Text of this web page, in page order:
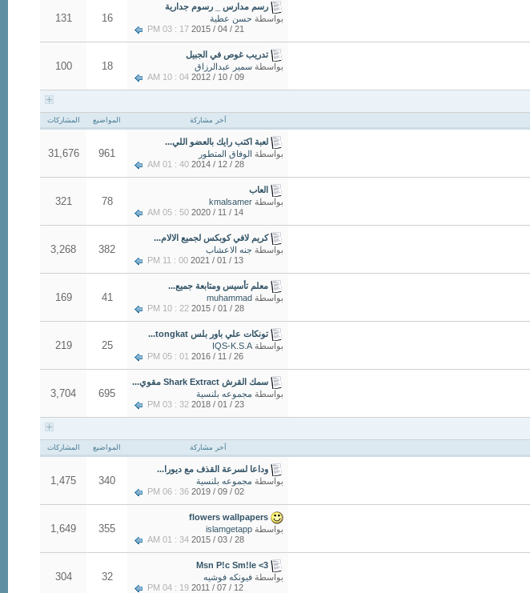
رسم مدارس _ رسوم جدارية
بواسطة حسن عطية
21 / 04 / 2015
17 : 03 PM
16
131
تدريب غوص في الجبيل
بواسطة سمير عبدالرزاق
09 / 10 / 2012
04 : 10 AM
18
100
آخر مشاركة المواضيع المشاركات
لعبة اكتب رايك بالعضو اللي...
بواسطة الوفاق المتطور
28 / 12 / 2014
40 : 01 AM
961
31,676
العاب
بواسطة kmalsamer
14 / 11 / 2020
50 : 05 AM
78
321
كريم لافي كوبكس لجميع الالام...
بواسطة جنه الاعشاب
13 / 01 / 2021
00 : 11 PM
382
3,268
معلم تأسيس ومتابعة جميع...
بواسطة muhammad
28 / 01 / 2015
22 : 10 PM
41
169
تونكات علي باور بلس tongkat...
بواسطة IQS-K.S.A
26 / 11 / 2016
01 : 05 PM
25
219
سمك القرش Shark Extract مقوي...
بواسطة مجموعه بلنسية
23 / 01 / 2018
32 : 03 PM
695
3,704
آخر مشاركة المواضيع المشاركات
وداعا لسرعة القذف مع ديورا...
بواسطة مجموعه بلنسية
02 / 09 / 2019
36 : 06 PM
340
1,475
flowers wallpapers
بواسطة islamgetapp
28 / 03 / 2015
34 : 01 AM
355
1,649
Msn P!c Sm!le <3
بواسطة فيونكه فوشيه
12 / 07 / 2011
19 : 04 PM
32
304